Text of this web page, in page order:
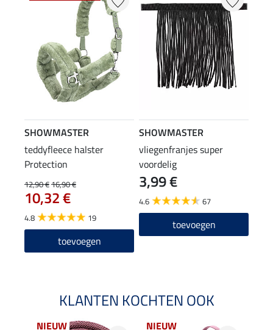
SHOWMASTER
teddyfleece halster
Protection
12,90 €16,90 €
10,32 €
4.8 19
toevoegen
SHOWMASTER
vliegenfranjes super
voordelig
3,99 €
4.6 67
toevoegen
KLANTEN KOCHTEN OOK
NIEUW NIEUW